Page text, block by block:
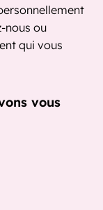
nous ou
qui vous
vous